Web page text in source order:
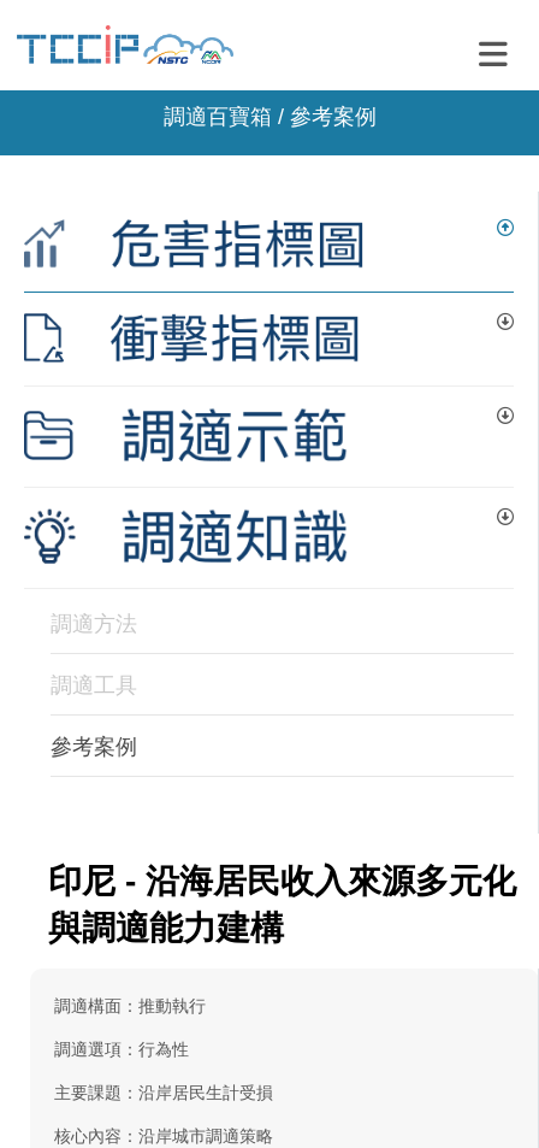
調適百寶箱 / 參考案例
調適方法
調適工具
參考案例
印尼 - 沿海居民收入來源多元化
與調適能力建構
調適構面：推動執行
調適選項：行為性
主要課題：沿岸居民生計受損
核心內容：沿岸城市調適策略